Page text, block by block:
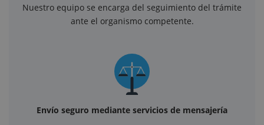
Nuestro equipo se encarga del seguimiento del trámite
ante el organismo competente.
Envío seguro mediante servicios de mensajería